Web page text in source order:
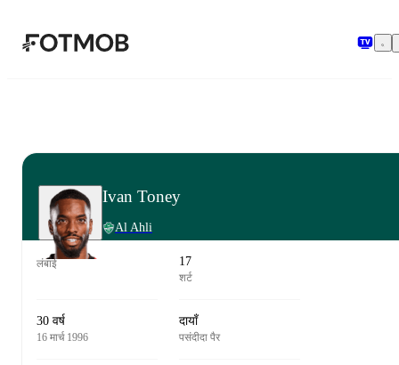
Ivan Toney
Al Ahli
लंबाई 17
शर्ट
30 वर्ष
16 मार्च 1996
दायाँ
पसंदीदा पैर